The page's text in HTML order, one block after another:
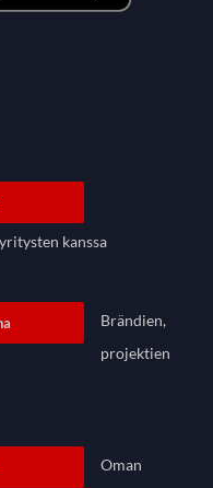
kanssa
Brändien,
projektien
Oman